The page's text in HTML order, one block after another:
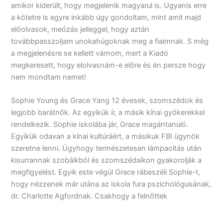
amikor kiderült, hogy megjelenik magyarul is. Ugyanis erre
a kötetre is egyre inkább úgy gondoltam, mint amit majd
előolvasok, meózás jelleggel, hogy aztán
továbbpasszoljam unokahúgoknak meg a fiaimnak. S még
a megjelenésre se kellett várnom, mert a Kiadó
megkeresett, hogy elolvasnám-e előre és én persze hogy
nem mondtam nemet!
Sophie Young és Grace Yang 12 évesek, szomszédok és
legjobb barátnők. Az egyikük ír, a másik kínai gyökerekkel
rendelkezik. Sophie iskolába jár, Grace magántanuló.
Egyikük odavan a kínai kultúráért, a másikuk FBI ügynök
szeretne lenni. Úgyhogy természetesen lámpaoltás után
kisurrannak szobáikból és szomszédaikon gyakorolják a
megfigyelést. Egyik este végül Grace rábeszéli Sophie-t,
hogy nézzenek már utána az iskola fura pszichológusának,
dr. Charlotte Agfordnak. Csakhogy a felnőttek